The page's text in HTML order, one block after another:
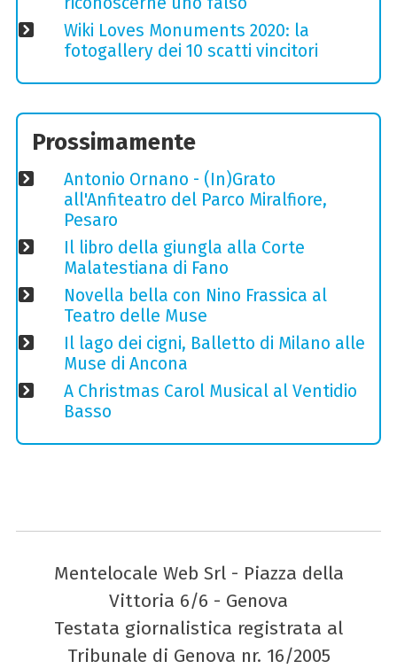
Wiki Loves Monuments 2020: la
fotogallery dei 10 scatti vincitori
Prossimamente
Antonio Ornano - (In)Grato
all'Anfiteatro del Parco Miralfiore,
Pesaro
Il libro della giungla alla Corte
Malatestiana di Fano
Novella bella con Nino Frassica al
Teatro delle Muse
Il lago dei cigni, Balletto di Milano alle
Muse di Ancona
A Christmas Carol Musical al Ventidio
Basso
Mentelocale Web Srl - Piazza della
Vittoria 6/6 - Genova
Testata giornalistica registrata al
Tribunale di Genova nr. 16/2005